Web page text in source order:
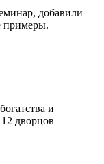
добавили
примеры.
и
дворцов